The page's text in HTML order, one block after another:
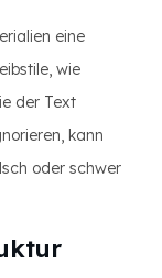
eine
wie
der Text
kann
oder schwer